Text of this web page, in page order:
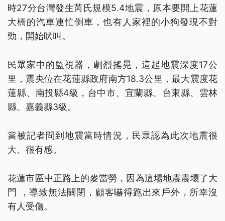
時27分台灣發生芮氏規模5.4地震，原本要開上花蓮
大橋的汽車連忙倒車，也有人家裡的小狗發現不對
勁，開始吠叫。
民眾家中的監視器，劇烈搖晃，這起地震深度17公
里，震央位在花蓮縣政府南方18.3公里，最大震度花
蓮縣、南投縣4級，台中市、宜蘭縣、台東縣、雲林
縣、嘉義縣3級。
當被記者問到地震當時情況，民眾認為此次地震很
大、很有感。
花蓮市區中正路上的麥當勞，因為這場地震震壞了大
門 ，導致無法關閉，顧客嚇得跑出來戶外，所幸沒
有人受傷。